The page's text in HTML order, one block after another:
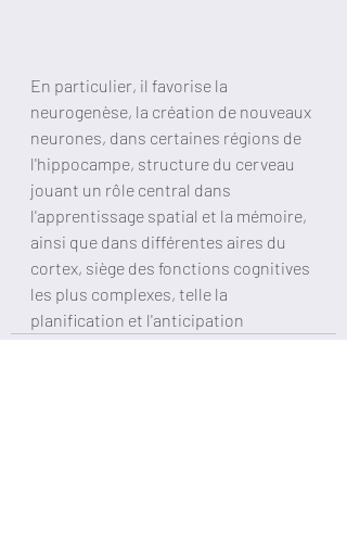
En particulier, il favorise la
neurogenèse, la création de nouveaux
neurones, dans certaines régions de
l'hippocampe, structure du cerveau
jouant un rôle central dans
l'apprentissage spatial et la mémoire,
ainsi que dans différentes aires du
cortex, siège des fonctions cognitives
les plus complexes, telle la
planification et l'anticipation